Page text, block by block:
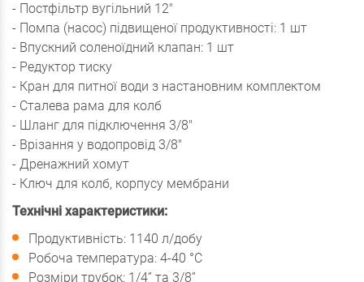
- Постфільтр вугільний 12"
- Помпа (насос) підвищеної продуктивності: 1 шт
- Впускний соленоїдний клапан: 1 шт
- Редуктор тиску
- Кран для питної води з настановним комплектом
- Сталева рама для колб
- Шланг для підключення 3/8"
- Врізання у водопровід 3/8"
- Дренажний хомут
- Ключ для колб, корпусу мембрани
Технічні характеристики:
Продуктивність: 1140 л/добу
Робоча температура: 4-40 °С
Розміри трубок: 1/4” та 3/8”